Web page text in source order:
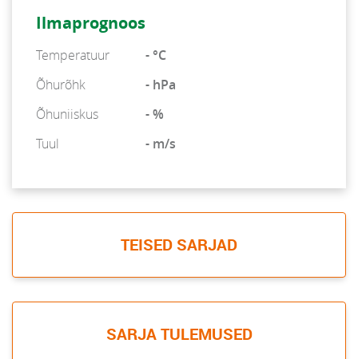
Ilmaprognoos
Temperatuur
- °C
Õhurõhk
- hPa
Õhuniiskus
- %
Tuul
- m/s
TEISED SARJAD
SARJA TULEMUSED